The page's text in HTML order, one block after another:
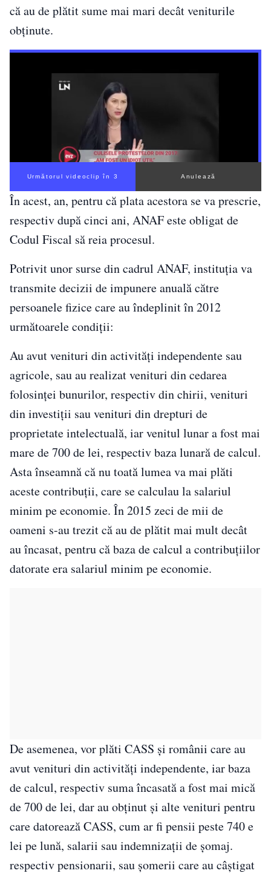
că au de plătit sume mai mari decât veniturile
obţinute.
Următorul videoclip în 2 Anulează
În acest, an, pentru că plata acestora se va prescrie,
respectiv după cinci ani, ANAF este obligat de
Codul Fiscal să reia procesul.
Potrivit unor surse din cadrul ANAF, instituţia va
transmite decizii de impunere anuală către
persoanele fizice care au îndeplinit în 2012
următoarele condiţii:
Au avut venituri din activităţi independente sau
agricole, sau au realizat venituri din cedarea
folosinţei bunurilor, respectiv din chirii, venituri
din investiţii sau venituri din drepturi de
proprietate intelectuală, iar venitul lunar a fost mai
mare de 700 de lei, respectiv baza lunară de calcul.
Asta înseamnă că nu toată lumea va mai plăti
aceste contribuţii, care se calculau la salariul
minim pe economie. În 2015 zeci de mii de
oameni s-au trezit că au de plătit mai mult decât
au încasat, pentru că baza de calcul a contribuţiilor
datorate era salariul minim pe economie.
De asemenea, vor plăti CASS şi românii care au
avut venituri din activităţi independente, iar baza
de calcul, respectiv suma încasată a fost mai mică
de 700 de lei, dar au obţinut şi alte venituri pentru
care datorează CASS, cum ar fi pensii peste 740 e
lei pe lună, salarii sau indemnizaţii de şomaj.
respectiv pensionarii, sau şomerii care au câştigat